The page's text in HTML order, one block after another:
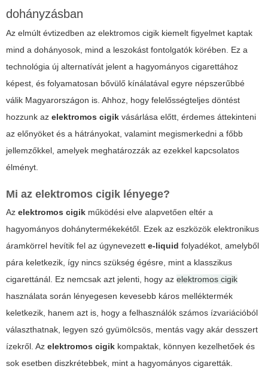
dohányzásban
Az elmúlt évtizedben az elektromos cigik kiemelt figyelmet kaptak
mind a dohányosok, mind a leszokást fontolgatók körében. Ez a
technológia új alternatívát jelent a hagyományos cigarettához
képest, és folyamatosan bővülő kínálatával egyre népszerűbbé
válik Magyarországon is. Ahhoz, hogy felelősségteljes döntést
hozzunk az elektromos cigik vásárlása előtt, érdemes áttekinteni
az előnyöket és a hátrányokat, valamint megismerkedni a főbb
jellemzőkkel, amelyek meghatározzák az ezekkel kapcsolatos
élményt.
Mi az elektromos cigik lényege?
Az elektromos cigik működési elve alapvetően eltér a
hagyományos dohánytermékekétől. Ezek az eszközök elektronikus
áramkörrel hevítik fel az úgynevezett e-liquid folyadékot, amelyből
pára keletkezik, így nincs szükség égésre, mint a klasszikus
cigarettánál. Ez nemcsak azt jelenti, hogy az elektromos cigik
használata során lényegesen kevesebb káros melléktermék
keletkezik, hanem azt is, hogy a felhasználók számos ízvariációból
választhatnak, legyen szó gyümölcsös, mentás vagy akár desszert
ízekről. Az elektromos cigik kompaktak, könnyen kezelhetőek és
sok esetben diszkrétebbek, mint a hagyományos cigaretták.